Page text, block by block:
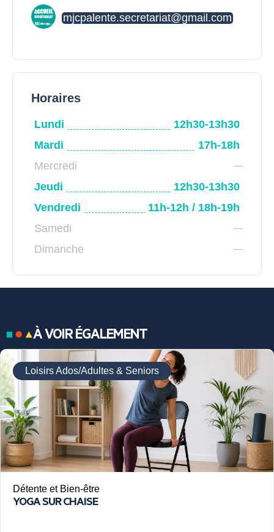
mjcpalente.secretariat@gmail.com
Horaires
Lundi
12h30-13h30
Mardi
17h-18h
Mercredi
Jeudi
12h30-13h30
Vendredi
11h-12h / 18h-19h
Samedi
Dimanche
À VOIR ÉGALEMENT
Loisirs Ados/Adultes & Seniors
Détente et Bien-être
YOGA SUR CHAISE